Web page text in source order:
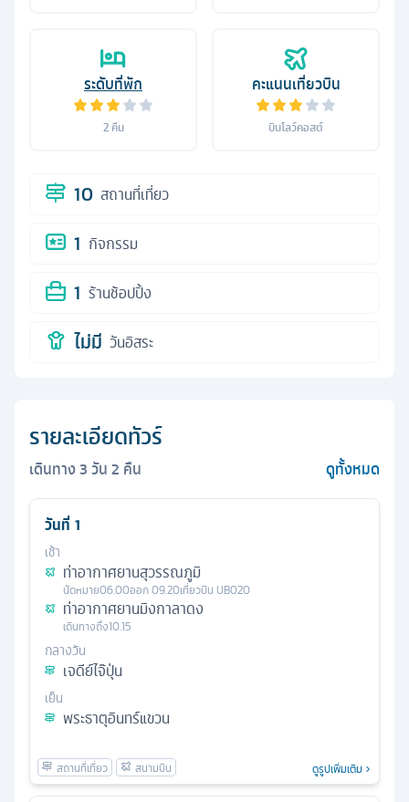
ระดับที่พัก
2คืน
คะแนนเที่ยวบิน
บินโลว์คอสต์
10 สถานที่เที่ยว
1 กิจกรรม
1 ร้านช้อปปิ้ง
ไม่มี วันอิสระ
รายละเอียดทัวร์
เดินทาง3วัน2 คืน ดูทั้งหมด
วันที่ 1
เช้า
ท่าอากาศยานสุวรรณภูมิ
นัดหมาย06.00ออก09.20เที่ยวบิน UB020
ท่าอากาศยานมิงกาลาดง
เดินทางถึง10.15
กลางวัน
เจดีย์ไจ๊ปุ่น
เย็น
พระธาตุอินทร์แขวน
ดูรูปเพิ่มเติม